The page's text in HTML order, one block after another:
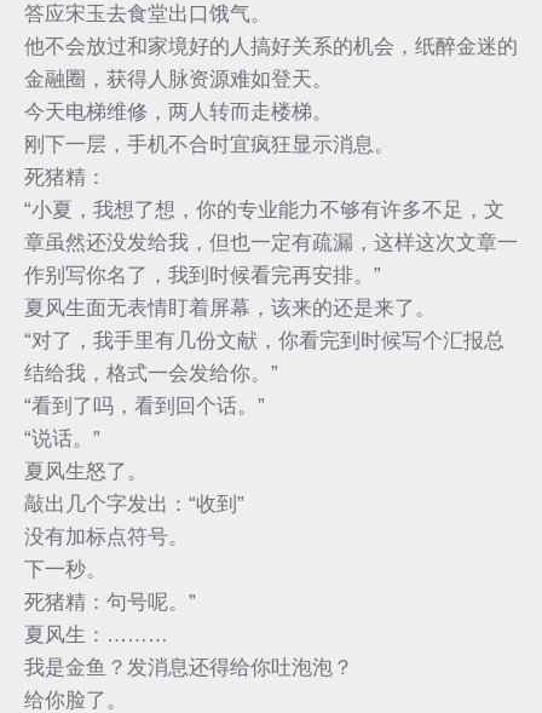
答应宋玉去食堂出口饿气。
他不会放过和家境好的人搞好关系的机会，纸醉金迷的
金融圈，获得人脉资源难如登天。
今天电梯维修，两人转而走楼梯。
刚下一层，手机不合时宜疯狂显示消息。
死猪精：
“小夏，我想了想，你的专业能力不够有许多不足，文
章虽然还没发给我，但也一定有疏漏，这样这次文章一
作别写你名了，我到时候看完再安排。”
夏风生面无表情盯着屏幕，该来的还是来了。
“对了，我手里有几份文献，你看完到时候写个汇报总
结给我，格式一会发给你。”
“看到了吗，看到回个话。”
“说话。”
夏风生怒了。
敲出几个字发出：“收到”
没有加标点符号。
下一秒。
死猪精：句号呢。”
夏风生：………
我是金鱼？发消息还得给你吐泡泡？
给你脸了。